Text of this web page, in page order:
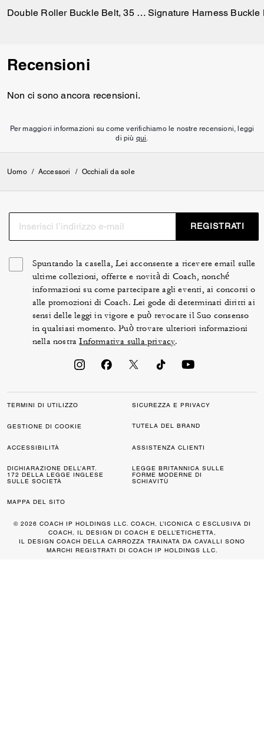
Double Roller Buckle Belt, 35 Mm
Recensioni
Non ci sono ancora recensioni.
Per maggiori informazioni su come verifichiamo le nostre recensioni, leggi
di più qui
Uomo / Accessori / Occhiali da sole
REGISTRATI
Spuntando la casella, Lei acconsente a ricevere email sulle
ultime collezioni, offerte e novità di Coach, nonché
informazioni su come partecipare agli eventi, ai concorsi o
alle promozioni di Coach. Lei gode di determinati diritti ai
sensi delle leggi in vigore e può revocare il Suo consenso
in qualsiasi momento. Può trovare ulteriori informazioni
nella nostraInformativa sulla privacy.
TERMINI DI UTILIZZO SICUREZZA E PRIVACY
GESTIONE DI COOKIE TUTELA DEL BRAND
ACCESSIBILITÀ ASSISTENZA CLIENTI
DICHIARAZIONE DELL’ART.
172 DELLA LEGGE INGLESE
SULLE SOCIETÀ
LEGGE BRITANNICA SULLE
FORME MODERNE DI
SCHIAVITÙ
MAPPA DEL SITO
© 2026 COACH IP HOLDINGS LLC. COACH, L’ICONICA C ESCLUSIVA DI
COACH, IL DESIGN DI COACH E DELL’ETICHETTA,
IL DESIGN COACH DELLA CARROZZA TRAINATA DA CAVALLI SONO
MARCHI REGISTRATI DI COACH IP HOLDINGS LLC.